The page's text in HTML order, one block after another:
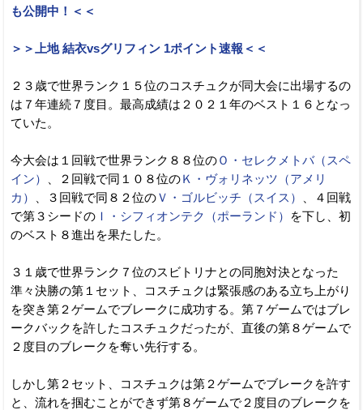
も公開中！＜＜
＞＞上地 結衣vsグリフィン 1ポイント速報＜＜
２３歳で世界ランク１５位のコスチュクが同大会に出場するの
は７年連続７度目。最高成績は２０２１年のベスト１６となっ
ていた。
今大会は１回戦で世界ランク８８位のＯ・セレクメトバ（スペ
イン）
、２回戦で同１０８位のＫ・ヴォリネッツ（アメリ
カ）
、３回戦で同８２位のＶ・ゴルビッチ（スイス）
、４回戦
で第３シードの Ｉ・シフィオンテク（ポーランド）
を下し、初
のベスト８進出を果たした。
３１歳で世界ランク７位のスビトリナとの同胞対決となった
準々決勝の第１セット、コスチュクは緊張感のある立ち上がり
を突き第２ゲームでブレークに成功する。第７ゲームではブレ
ークバックを許したコスチュクだったが、直後の第８ゲームで
２度目のブレークを奪い先行する。
しかし第２セット、コスチュクは第２ゲームでブレークを許す
と、流れを掴むことができず第８ゲームで２度目のブレークを